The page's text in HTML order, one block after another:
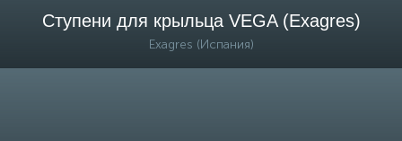
Ступени для крыльца VEGA (Exagres)
Exagres (Испания)